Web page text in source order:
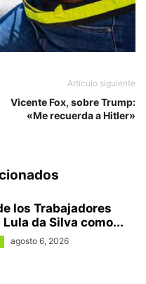
Artículo siguiente
Vicente Fox, sobre Trump:
«Me recuerda a Hitler»
los Trabajadores
da Silva como...
agosto 6, 2026